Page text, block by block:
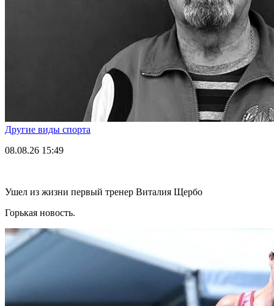
Другие виды спорта
08.08.26 15:49
Ушел из жизни первый тренер Виталия Щербо
Горькая новость.